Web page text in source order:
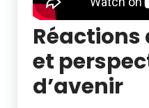
et
d’avenir